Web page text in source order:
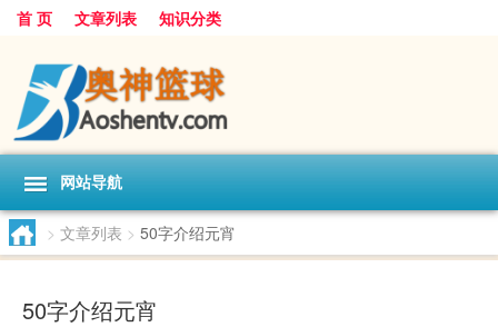
首 页 文章列表 知识分类
网站导航
> 文章列表 > 50字介绍元宵
50字介绍元宵